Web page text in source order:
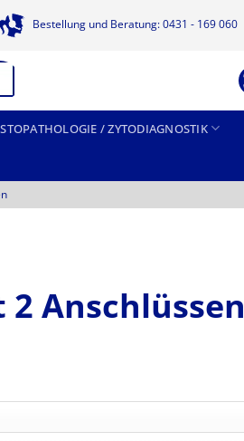
Bestellung und Beratung: 0431 - 169 060
/ ZYTODIAGNOSTIK
2 Anschlüssen